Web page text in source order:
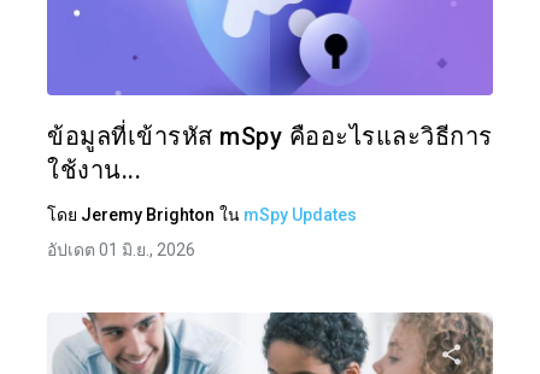
ข้อมูลที่เข้ารหัส mSpy คืออะไรและวิธีการ
ใช้งาน...
โดย Jeremy Brighton ใน mSpy Updates
อัปเดต 01 มิ.ย., 2026